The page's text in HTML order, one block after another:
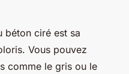
béton ciré est sa
. Vous pouvez
comme le gris ou le